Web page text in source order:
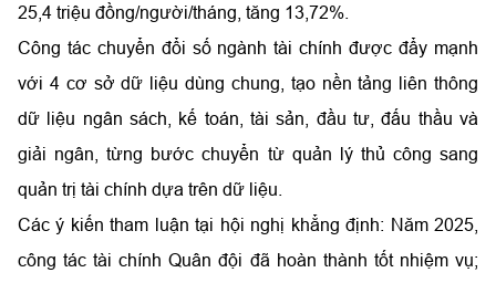
25,4 triệu đồng/người/tháng, tăng 13,72%.
Công tác chuyển đổi số ngành tài chính được đẩy mạnh
với 4 cơ sở dữ liệu dùng chung, tạo nền tảng liên thông
dữ liệu ngân sách, kế toán, tài sản, đầu tư, đấu thầu và
giải ngân, từng bước chuyển từ quản lý thủ công sang
quản trị tài chính dựa trên dữ liệu.
Các ý kiến tham luận tại hội nghị khẳng định: Năm 2025,
công tác tài chính Quân đội đã hoàn thành tốt nhiệm vụ;